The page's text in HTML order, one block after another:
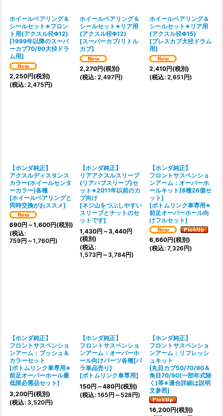
ホイールベアリング＆
シールセット※フロン
ト用(アクスル径Φ12)
[1999年以降のスーパ
ーカブ70/90大径ドラ
ム用]
2,250円(税別)
(税込: 2,475円)
ホイールベアリング＆
シールセット※リア用
(アクスル径Φ12)
[スーパーカブ/リトル
カブ]
2,270円(税別)
(税込: 2,497円)
ホイールベアリング＆
シールセット※リア用
(アクスル径Φ15)
[プレスカブ大径ドラム
用]
2,410円(税別)
(税込: 2,651円)
【ホンダ純正】
アクスルディスタンス
カラー(ホイールセンタ
ーカラー)各種
[ホイールベアリングと
同時交換がおススメ]
690円 ～1,600円(税別)
(税込:
759円 ～1,760円)
【ホンダ純正】
リアアクスルスリーブ
(リアハブスリーブ)セ
ット※2011年以前のカ
ブ向け
[ネジ山をつぶしやすい
スリーブとナットのセ
ットです]
1,430円 ～3,440円
(税別)
(税込:
1,573円 ～3,784円)
【ホンダ純正】
フロントサスペンショ
ンアーム：オーバーホ
ールキット[8種26個セ
ット]
[ボトムリンク車専用※
前足オーバーホール向
けフルセット]
6,660円(税別)
(税込: 7,326円)
【ホンダ純正】
フロントサスペンショ
ンアーム：ブッシュ＆
カラーセット
[ボトムリンク車専用※
前足オーバーホール最
低限必需品セット]
3,200円(税別)
(税込: 3,520円)
【ホンダ純正】
フロントサスペンショ
ンアーム：オーバーホ
ール向けパーツ各種[バ
ラ単品売り]
[ボトムリンク車専用]
150円 ～480円(税別)
(税込: 165円 ～528円)
【ホンダ純正】
フロントサスペンショ
ンアーム：リフレッシ
ュキット
[丸目カブ50/70/90＆
角目70/90(一部年式除
く)等※適合詳細は説明
文参照]
16,200円(税別)